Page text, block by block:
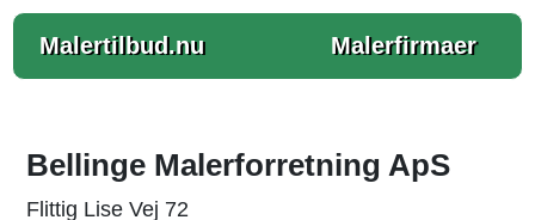
Malertilbud.nu Malerfirmaer
Bellinge Malerforretning ApS
Flittig Lise Vej 72